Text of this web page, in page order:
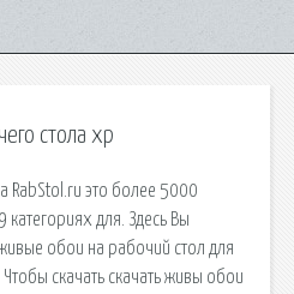
стола хр
RabStol.ru это более 5000
категориях для. Здесь Вы
обои на рабочий стол для
скачать скачать живы обои